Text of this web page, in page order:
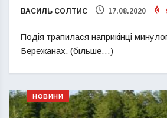
ВАСИЛЬ СОЛТИС 17.08.2020
Подія трапилася наприкінці
Бережанах. (більше…)
НОВИНИ